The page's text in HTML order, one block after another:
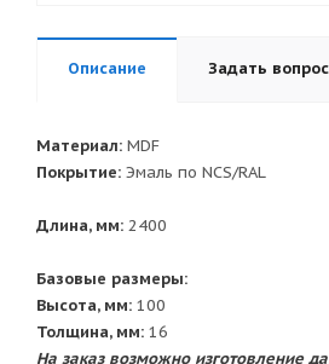
Описание Задать вопрос
Материал: MDF
Покрытие: Эмаль по NCS/RAL
Длина, мм: 2400
Базовые размеры:
Высота, мм: 100
Толщина, мм: 16
На заказ возможно изготовление